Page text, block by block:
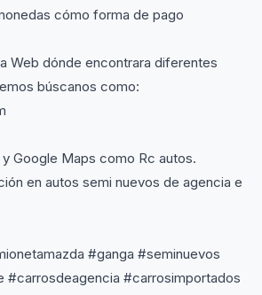
cómo forma de pago
Web dónde encontrara diferentes
búscanos como:
Google Maps como Rc autos.
en autos semi nuevos de agencia e
#ganga #seminuevos
#carrosdeagencia #carrosimportados